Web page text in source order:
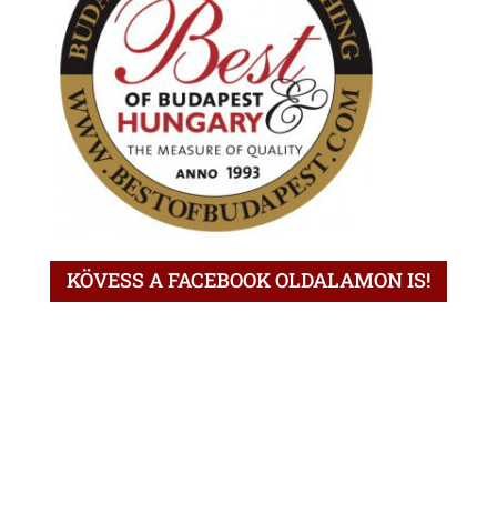
KÖVESS A FACEBOOK OLDALAMON IS!